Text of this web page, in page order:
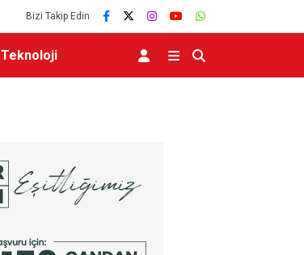
Bizi Takip Edin
Teknoloji